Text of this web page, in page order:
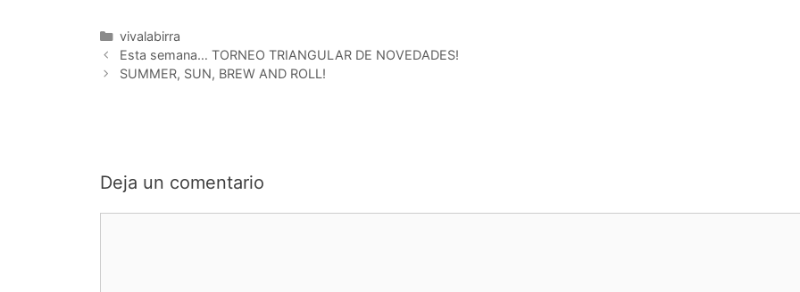
Categorías
vivalabirra
Esta semana… TORNEO TRIANGULAR DE NOVEDADES!
SUMMER, SUN, BREW AND ROLL!
Deja un comentario